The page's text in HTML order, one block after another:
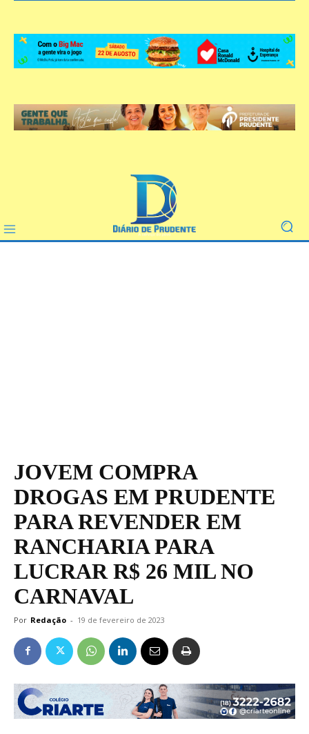
JOVEM COMPRA
DROGAS EM PRUDENTE
PARA REVENDER EM
RANCHARIA PARA
LUCRAR R$ 26 MIL NO
CARNAVAL
Por Redação - 19 de fevereiro de 2023